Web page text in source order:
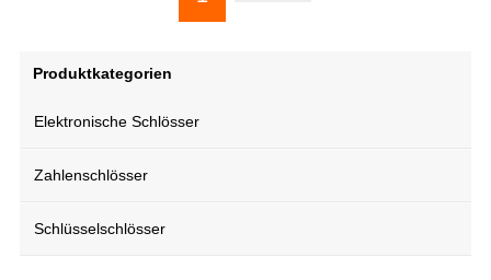
Produktkategorien
Elektronische Schlösser
Zahlenschlösser
Schlüsselschlösser